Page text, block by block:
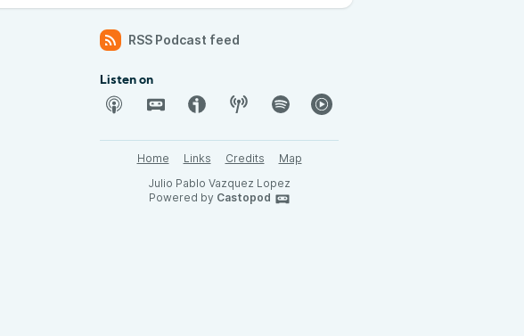
a
RSS Podcast feed
Listen on
Home Links Credits
Map
Julio Pablo Vazquez Lopez
Powered by Castopod